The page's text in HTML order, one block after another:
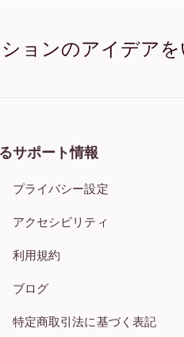
ョンのアイデア
サポート情報
プライバシー設定
アクセシビリティ
利用規約
ブログ
特定商取引法に基づく表記